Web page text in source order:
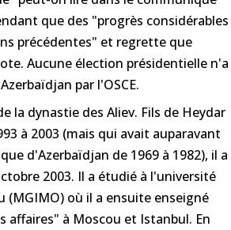
que des "progrès considérables
précédentes" et regrette que
Aucune élection présidentielle n'a
par l'OSCE.
la dynastie des Aliev. Fils de Heydar
à 2003 (mais qui avait auparavant
d'Azerbaïdjan de 1969 à 1982), il a
2003. Il a étudié à l'université
où il a ensuite enseigné
affaires" à Moscou et Istanbul. En